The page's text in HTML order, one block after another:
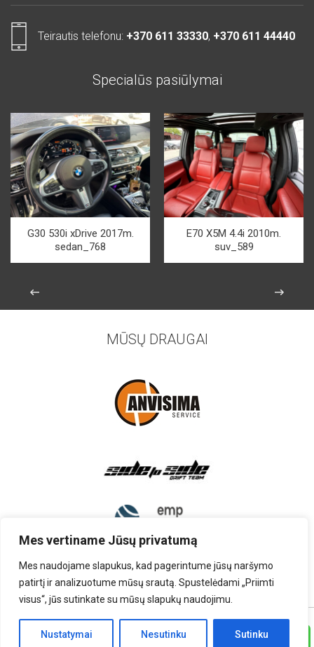
Mes vertiname Jūsų privatumą
Mes naudojame slapukus, kad pagerintume jūsų naršymo
patirtį ir analizuotume mūsų srautą. Spustelėdami „Priimti
visus“, jūs sutinkate su mūsų slapukų naudojimu.
Nustatymai Nesutinku Sutinku
Teirautis telefonu: +370 611 33330, +370 611 44440
Specialūs pasiūlymai
G30 530i xDrive 2017m.
sedan_768
E70 X5M 4.4i 2010m.
suv_589
MŪSŲ DRAUGAI
Skambinti